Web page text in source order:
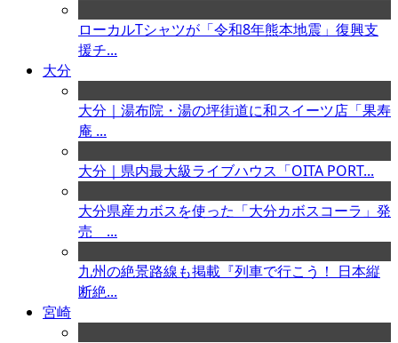
ローカルTシャツが「令和8年熊本地震」復興支
援チ...
大分
大分｜湯布院・湯の坪街道に和スイーツ店「果寿
庵 ...
大分｜県内最大級ライブハウス「OITA PORT...
大分県産カボスを使った「大分カボスコーラ」発
売 ...
九州の絶景路線も掲載『列車で行こう！ 日本縦
断絶...
宮崎